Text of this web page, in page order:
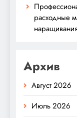
расходные
Архив
Август 2026
Июль 2026